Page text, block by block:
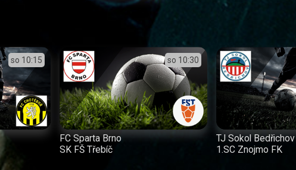
so 10:15 so 10:30
FC Sparta Brno
SK FŠ Třebíč
TJ Sokol Bedřichov
1.SC Znojmo FK